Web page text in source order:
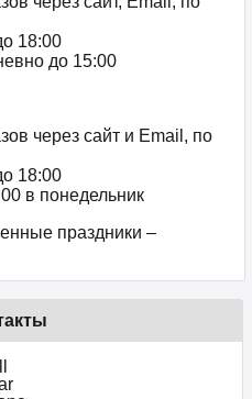
18:00
до 15:00
через сайт и Email, по
18:00
в понедельник
праздники –